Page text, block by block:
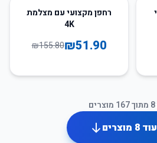
67
רחפן מקצועי עם מצלמת
4K
₪51.90
₪155.80
8 מתוך167 מוצרים
8 מוצרים